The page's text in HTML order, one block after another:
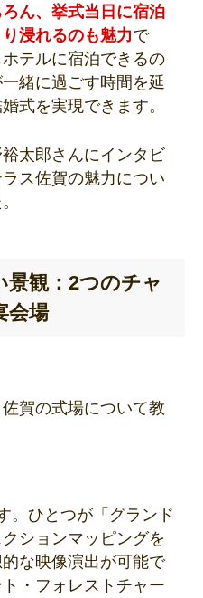
ん、挙式当日に宿泊
浸れるのも魅力で
テルに宿泊できるの
緒に過ごす時間を延
式を実現できます。
太郎さんにインタビ
ス佐賀の魅力につい
景観：2つのチャ
会場
賀の式場について教
。ひとつが「グランド
ションマッピングを
な映像演出が可能で
・フォレストチャー